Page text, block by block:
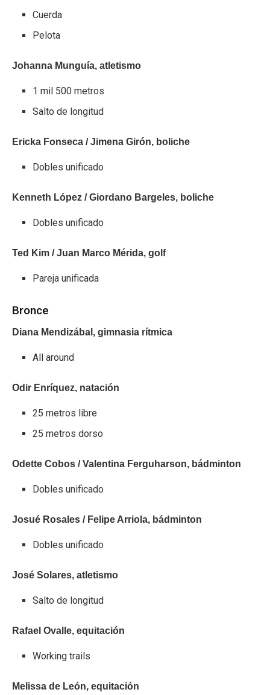
Cuerda
Pelota
Johanna Munguía, atletismo
1 mil 500 metros
Salto de longitud
Ericka Fonseca / Jimena Girón, boliche
Dobles unificado
Kenneth López / Giordano Bargeles, boliche
Dobles unificado
Ted Kim / Juan Marco Mérida, golf
Pareja unificada
Bronce
Diana Mendizábal, gimnasia rítmica
All around
Odir Enríquez, natación
25 metros libre
25 metros dorso
Odette Cobos / Valentina Ferguharson, bádminton
Dobles unificado
Josué Rosales / Felipe Arriola, bádminton
Dobles unificado
José Solares, atletismo
Salto de longitud
Rafael Ovalle, equitación
Working trails
Melissa de León, equitación